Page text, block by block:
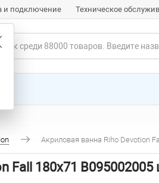
и подключение Техническое
Акриловая ванна Riho Devotion
Fall 180х71